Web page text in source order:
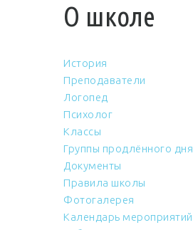
О школе
История
Преподаватели
Логопед
Психолог
Классы
Группы продлённого дня
Документы
Правила школы
Фотогалерея
Календарь мероприятий